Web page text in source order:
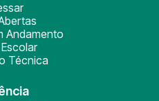
Andamento
Técnica